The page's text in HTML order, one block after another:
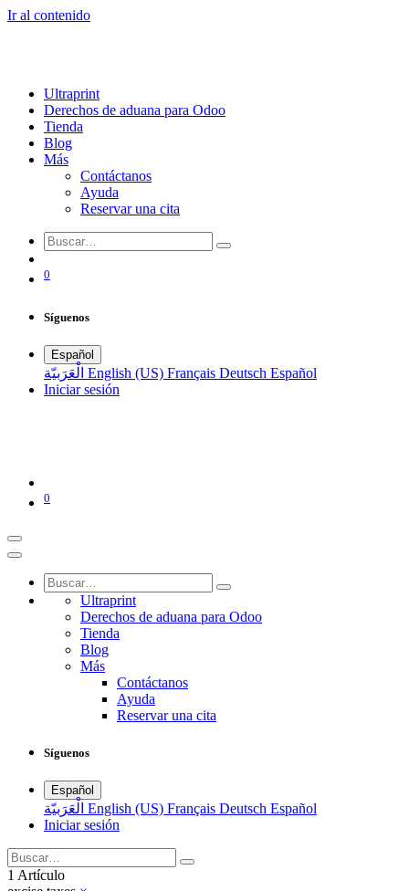
Ir al contenido
Ultraprint
Derechos de aduana para Odoo
Tienda
Blog
Más
Contáctanos
Ayuda
Reservar una cita
0
Síguenos
Español
الْعَرَبيّة English (US) Français Deutsch Español
Iniciar sesión
0
Ultraprint
Derechos de aduana para Odoo
Tienda
Blog
Más
Contáctanos
Ayuda
Reservar una cita
Síguenos
Español
الْعَرَبيّة English (US) Français Deutsch Español
Iniciar sesión
1 Artículo